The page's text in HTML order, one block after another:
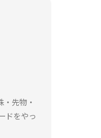
先物・
ドをやっ